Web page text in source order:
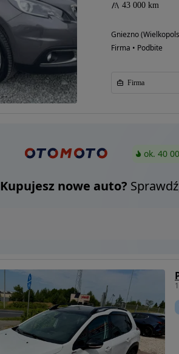
43 000 km
Gniezno
Firma • Podbite
Firma
ok. 40
Kupujesz nowe auto?